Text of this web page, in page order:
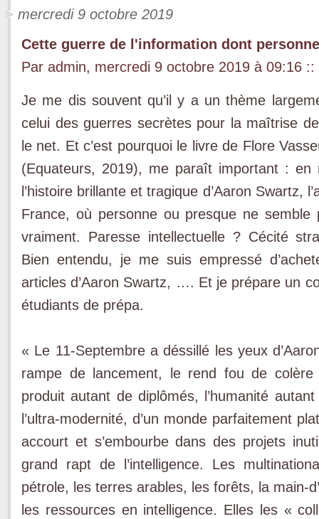
mercredi 9 octobre 2019
Cette guerre de l'information dont
Par admin, mercredi 9 octobre 2019 à 09:16 ::
Je me dis souvent qu’il y a un thème
celui des guerres secrètes pour la maîtrise
le net. Et c’est pourquoi le livre de Flore
(Equateurs, 2019), me paraît important :
l’histoire brillante et tragique d’Aaron Swartz,
France, où personne ou presque ne
vraiment. Paresse intellectuelle ? Cécité
Bien entendu, je me suis empressé
articles d’Aaron Swartz, …. Et je prépare un
étudiants de prépa.
« Le 11-Septembre a déssillé les yeux
rampe de lancement, le rend fou de
produit autant de diplômés, l’humanité
l’ultra-modernité, d’un monde parfaitement
accourt et s’embourbe dans des projets
grand rapt de l’intelligence. Les
pétrole, les terres arables, les forêts, la main-
les ressources en intelligence. Elles les «